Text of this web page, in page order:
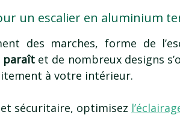
un escalier en aluminium
des marches, forme de
paraîtet de nombreux designs
à votre intérieur.
sécuritaire, optimisez